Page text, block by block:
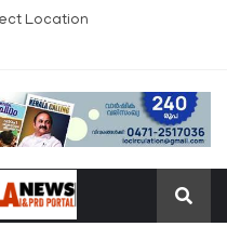
Location